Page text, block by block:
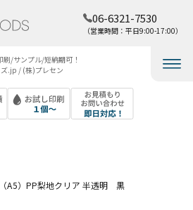
/サンプル/短納期可！​
.jp / (株)プレセン
06-6321-7530
（営業時間：平日9:00-17:00）
A5）PP梨地クリア 半透明 黒